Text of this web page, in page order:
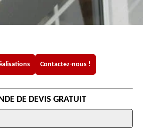
Contactez-nous !
DE DEVIS GRATUIT